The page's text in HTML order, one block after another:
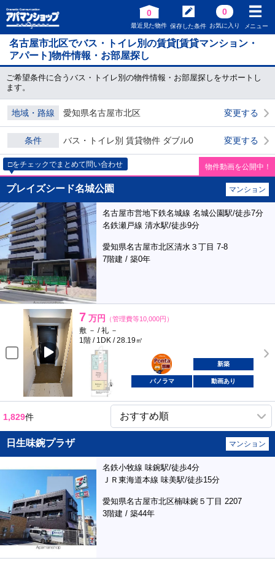
0
最近見た物件 保存した条件
0
お気に入り メニュー
名古屋市北区でバス・トイレ別の賃貸[賃貸マンション・
アパート]物件情報・お部屋探し
ご希望条件に合うバス・トイレ別の物件情報・お部屋探しをサポートし
ます。
地域・路線 愛知県名古屋市北区 変更する
条件 バス・トイレ別 賃貸物件 ダブル0 変更する
□をチェックでまとめて問い合わせ 物件動画を公開中！
プレイズシード名城公園 マンション
名古屋市営地下鉄名城線 名城公園駅/徒歩7分
名鉄瀬戸線 清水駅/徒歩9分
愛知県名古屋市北区清水３丁目 7-8
7階建 / 築0年
7 万円 （管理費等10,000円）
敷 － / 礼 －
1階 / 1DK / 28.19㎡
ポンタ
部屋
新築
パノラマ 動画あり
1,829件
日生味鋺プラザ マンション
名鉄小牧線 味鋺駅/徒歩4分
ＪＲ東海道本線 味美駅/徒歩15分
愛知県名古屋市北区楠味鋺５丁目 2207
3階建 / 築44年